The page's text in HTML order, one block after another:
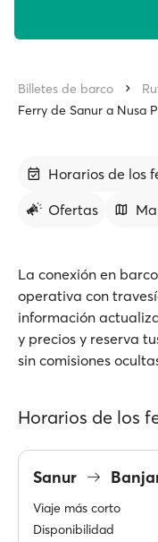
Billetes de barco
Ferry de Sanur a Nusa
Horarios de los
Ofertas
La conexión en
operativa con
información
y precios y reserva
sin comisiones
Horarios de los
Sanur
Viaje más corto
Disponibilidad